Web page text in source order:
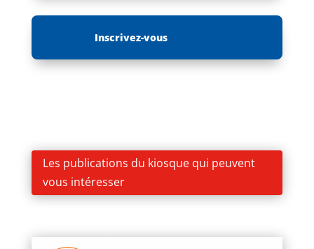
Inscrivez-vous
Les publications du kiosque qui peuvent
vous intéresser